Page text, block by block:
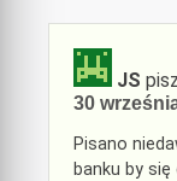
JS
30
Pisano
banku by